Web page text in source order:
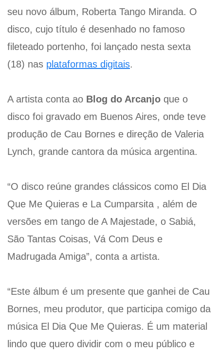
seu novo álbum, Roberta Tango Miranda. O
disco, cujo título é desenhado no famoso
fileteado portenho, foi lançado nesta sexta
(18) nas plataformas digitais.
A artista conta ao Blog do Arcanjo que o
disco foi gravado em Buenos Aires, onde teve
produção de Cau Bornes e direção de Valeria
Lynch, grande cantora da música argentina.
“O disco reúne grandes clássicos como El Dia
Que Me Quieras e La Cumparsita , além de
versões em tango de A Majestade, o Sabiá,
São Tantas Coisas, Vá Com Deus e
Madrugada Amiga”, conta a artista.
“Este álbum é um presente que ganhei de Cau
Bornes, meu produtor, que participa comigo da
música El Dia Que Me Quieras. É um material
lindo que quero dividir com o meu público e